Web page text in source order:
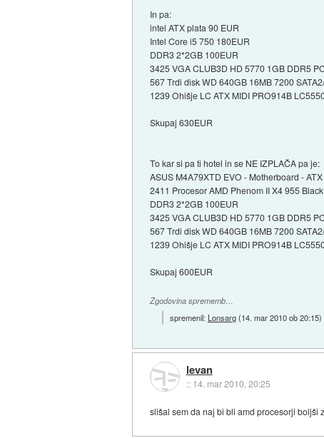
In pa:
intel ATX plata 90 EUR
Intel Core i5 750 180EUR
DDR3 2*2GB 100EUR
3425 VGA CLUB3D HD 5770 1GB DDR5
567 Trdi disk WD 640GB 16MB 7200
1239 Ohišje LC ATX MIDI PRO914B
Skupaj 630EUR
To kar si pa ti hotel in se NE IZPLAČA pa je:
ASUS M4A79XTD EVO - Motherboard -
2411 Procesor AMD Phenom II X4 955
DDR3 2*2GB 100EUR
3425 VGA CLUB3D HD 5770 1GB DDR5
567 Trdi disk WD 640GB 16MB 7200
1239 Ohišje LC ATX MIDI PRO914B
Skupaj 600EUR
Zgodovina sprememb…
spremenil:Lonsarg(14. mar 2010 ob 20:15)
levan
:: 14. mar 2010, 20:25
slišal sem da naj bi bli amd procesorji boljši